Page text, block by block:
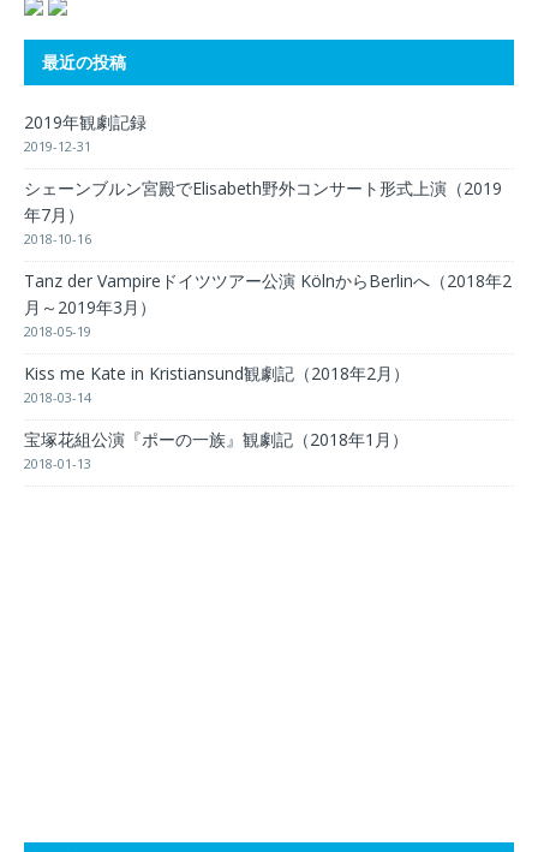
最近の投稿
2019年観劇記録
2019-12-31
シェーンブルン宮殿でElisabeth野外コンサート形式上演（2019
年7月）
2018-10-16
Tanz der Vampireドイツツアー公演 KölnからBerlinへ（2018年2
月～2019年3月）
2018-05-19
Kiss me Kate in Kristiansund観劇記（2018年2月）
2018-03-14
宝塚花組公演『ポーの一族』観劇記（2018年1月）
2018-01-13